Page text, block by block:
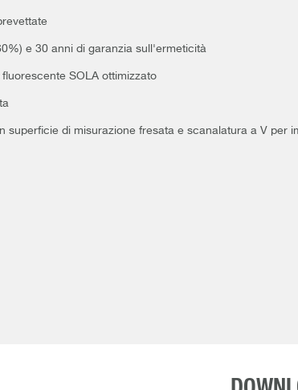
e 30 anni di garanzia sull'ermeticità
SOLA ottimizzato
di misurazione fresata e scanalatura a V per